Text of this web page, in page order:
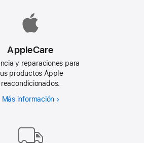
AppleCare
y reparaciones para
productos Apple
reacondicionados.
Más información AppleCare